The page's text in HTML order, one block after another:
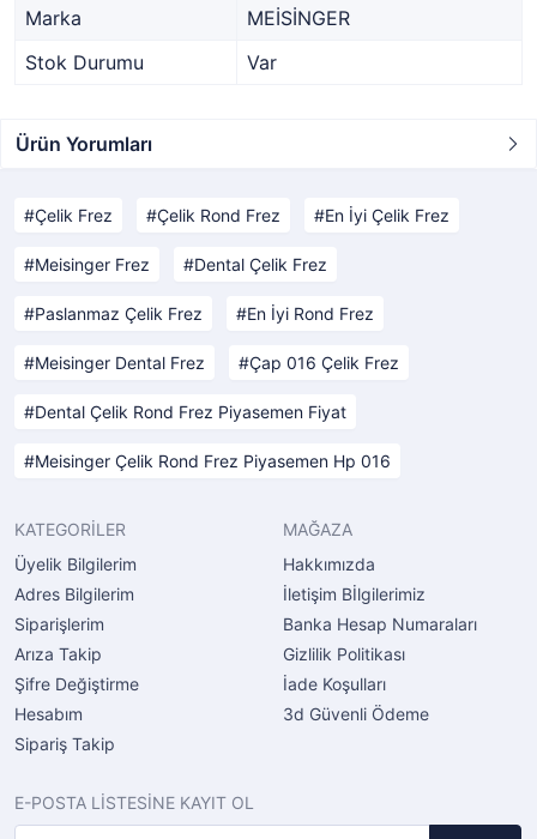
Marka
MEİSİNGER
Stok Durumu
Var
Ürün Yorumları
Çelik Frez Çelik Rond Frez En İyi Çelik Frez
Meisinger Frez Dental Çelik Frez
Paslanmaz Çelik Frez En İyi Rond Frez
Meisinger Dental Frez Çap 016 Çelik Frez
Dental Çelik Rond Frez Piyasemen Fiyat
Meisinger Çelik Rond Frez Piyasemen Hp 016
KATEGORİLER
Üyelik Bilgilerim
Adres Bilgilerim
Siparişlerim
Arıza Takip
Şifre Değiştirme
Hesabım
Sipariş Takip
MAĞAZA
Hakkımızda
İletişim Bİlgilerimiz
Banka Hesap Numaraları
Gizlilik Politikası
İade Koşulları
3d Güvenli Ödeme
E-POSTA LİSTESİNE KAYIT OL